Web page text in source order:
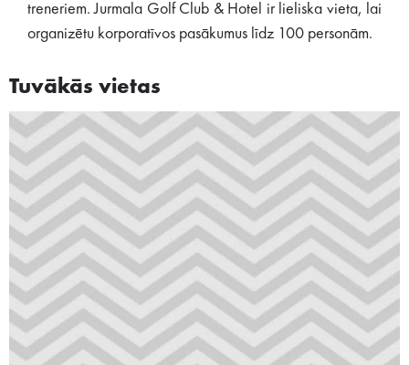
treneriem. Jurmala Golf Club & Hotel ir lieliska vieta, lai
organizētu korporatīvos pasākumus līdz 100 personām.
Tuvākās vietas